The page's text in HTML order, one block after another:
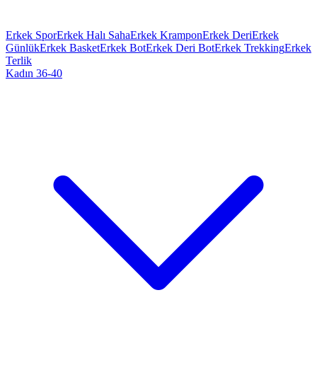
Erkek SporErkek Halı SahaErkek KramponErkek DeriErkek
GünlükErkek BasketErkek BotErkek Deri BotErkek TrekkingErkek
Terlik
Kadın 36-40